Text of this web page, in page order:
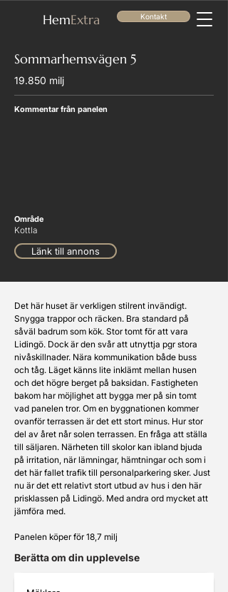
HemExtra Kontakt
Sommarhemsvägen 5
19.850 milj
Kommentar från panelen
Område
Kottla
Länk till annons
Det här huset är verkligen stilrent invändigt.
Snygga trappor och räcken. Bra standard på
såväl badrum som kök. Stor tomt för att vara
Lidingö. Dock är den svår att utnyttja pgr stora
nivåskillnader. Nära kommunikation både buss
och tåg. Läget känns lite inklämt mellan husen
och det högre berget på baksidan. Fastigheten
bakom har möjlighet att bygga mer på sin tomt
vad panelen tror. Om en byggnationen kommer
ovanför terrassen är det ett stort minus. Hur stor
del av året når solen terrassen. En fråga att ställa
till säljaren. Närheten till skolor kan ibland bjuda
på irritation, när lämningar, hämtningar och som i
det här fallet trafik till personalparkering sker. Just
nu är det ett relativt stort utbud av hus i den här
prisklassen på Lidingö. Med andra ord mycket att
jämföra med.
Panelen köper för 18,7 milj
Berätta om din upplevelse